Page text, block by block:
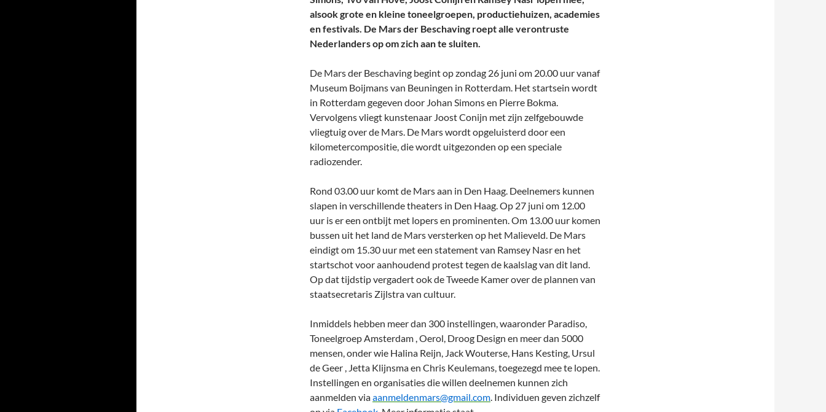
alsook grote en kleine toneelgroepen, productiehuizen, academies
en festivals. De Mars der Beschaving roept alle verontruste
Nederlanders op om zich aan te sluiten.
De Mars der Beschaving begint op zondag 26 juni om 20.00 uur vanaf
Museum Boijmans van Beuningen in Rotterdam. Het startsein wordt
in Rotterdam gegeven door Johan Simons en Pierre Bokma.
Vervolgens vliegt kunstenaar Joost Conijn met zijn zelfgebouwde
vliegtuig over de Mars. De Mars wordt opgeluisterd door een
kilometercompositie, die wordt uitgezonden op een speciale
radiozender.
Rond 03.00 uur komt de Mars aan in Den Haag. Deelnemers kunnen
slapen in verschillende theaters in Den Haag. Op 27 juni om 12.00
uur is er een ontbijt met lopers en prominenten. Om 13.00 uur komen
bussen uit het land de Mars versterken op het Malieveld. De Mars
eindigt om 15.30 uur met een statement van Ramsey Nasr en het
startschot voor aanhoudend protest tegen de kaalslag van dit land.
Op dat tijdstip vergadert ook de Tweede Kamer over de plannen van
staatsecretaris Zijlstra van cultuur.
Inmiddels hebben meer dan 300 instellingen, waaronder Paradiso,
Toneelgroep Amsterdam , Oerol, Droog Design en meer dan 5000
mensen, onder wie Halina Reijn, Jack Wouterse, Hans Kesting, Ursul
de Geer , Jetta Klijnsma en Chris Keulemans, toegezegd mee te lopen.
Instellingen en organisaties die willen deelnemen kunnen zich
aanmelden viaaanmeldenmars@gmail.com. Individuen geven zichzelf